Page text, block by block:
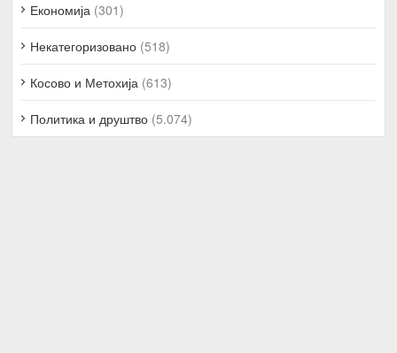
Економија (301)
Некатегоризовано (518)
Косово и Метохија (613)
Политика и друштво (5.074)